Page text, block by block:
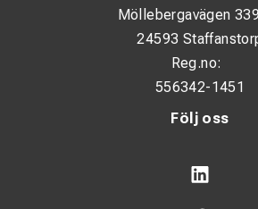
Följ oss
Möllebergavägen
24593
Reg.no:
556342-1451